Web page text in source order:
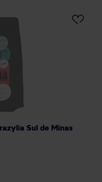
Sul de Minas